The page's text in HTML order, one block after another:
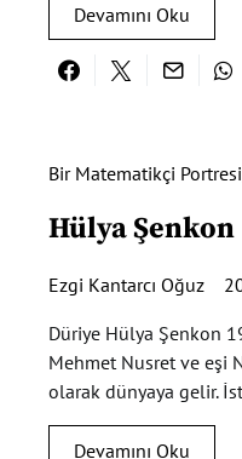
Devamını Oku
Bir Matematikçi Portresi
Hülya Şenkon
Ezgi Kantarcı Oğuz
Düriye Hülya Şenkon
Mehmet Nusret ve eşi
olarak dünyaya gelir.
Devamını Oku